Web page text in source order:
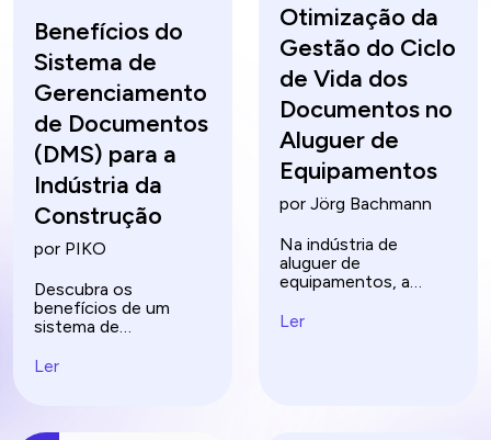
Benefícios do
Sistema de
Gerenciamento
de Documentos
(DMS) para a
Indústria da
Construção
por PIKO
Descubra os
benefícios de um
sistema de
documentos (DMS)
Ler
Otimização da
Gestão do Ciclo
de Vida dos
Documentos no
Aluguer de
Equipamentos
por Jörg Bachmann
Na indústria de
aluguer de
equipamentos, a
de vida dos
Ler